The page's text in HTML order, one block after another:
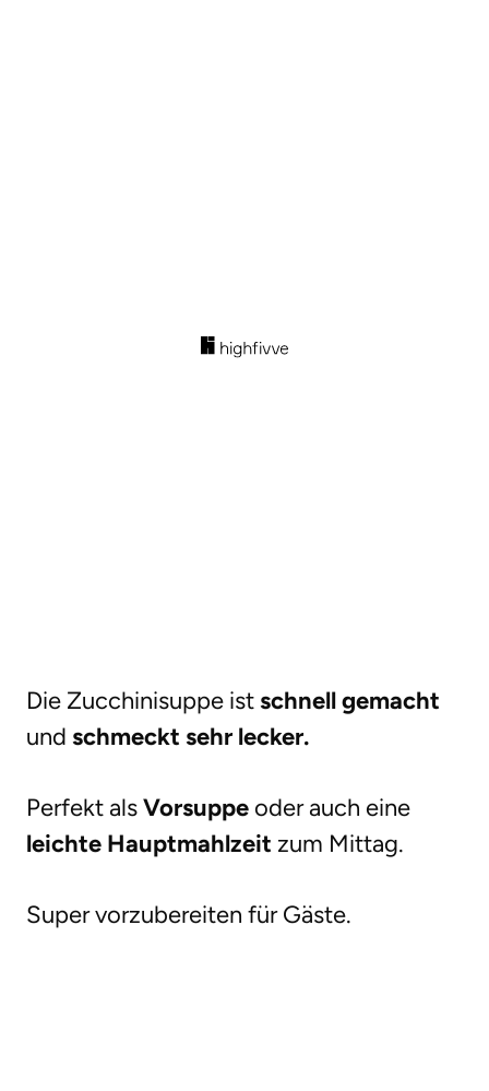
Die Zucchinisuppe istschnell gemacht
und schmeckt sehr lecker.
Perfekt alsVorsuppe oder auch eine
leichte Hauptmahlzeit zum Mittag.
Super vorzubereiten für Gäste.